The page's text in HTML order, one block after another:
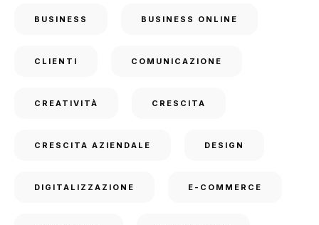
BUSINESS BUSINESS ONLINE
CLIENTI COMUNICAZIONE
CREATIVITÀ CRESCITA
CRESCITA AZIENDALE DESIGN
DIGITALIZZAZIONE E-COMMERCE